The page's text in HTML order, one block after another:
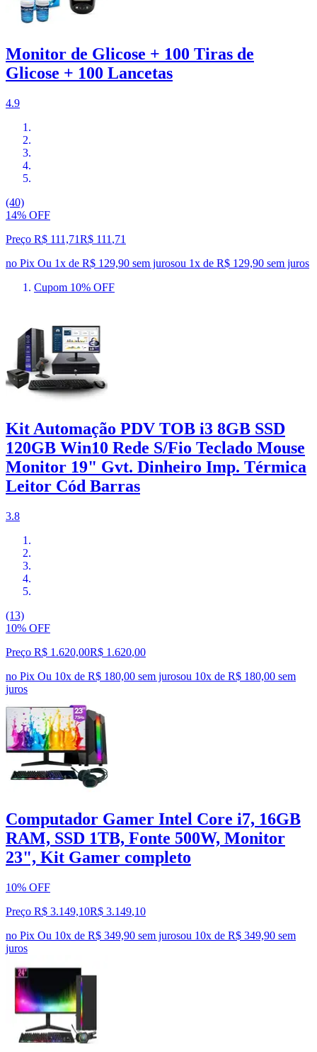
Monitor de Glicose + 100 Tiras de
Glicose + 100 Lancetas
4.9
(40)
14% OFF
Preço R$ 111,71R$ 111 ,71
no Pix Ou 1x de R$ 129,90 sem jurosou 1x de R$ 129,90 sem juros
Cupom 10% OFF
Kit Automação PDV TOB i3 8GB SSD
120GB Win10 Rede S/Fio Teclado Mouse
Monitor 19" Gvt. Dinheiro Imp. Térmica
Leitor Cód Barras
3.8
(13)
10% OFF
Preço R$ 1.620,00R$ 1.620,00
no Pix Ou 10x de R$ 180,00 sem jurosou 10x de R$ 180,00 sem
juros
Computador Gamer Intel Core i7, 16GB
RAM, SSD 1TB, Fonte 500W, Monitor
23", Kit Gamer completo
10% OFF
Preço R$ 3.149,10R$ 3.149,10
no Pix Ou 10x de R$ 349,90 sem jurosou 10x de R$ 349,90 sem
juros